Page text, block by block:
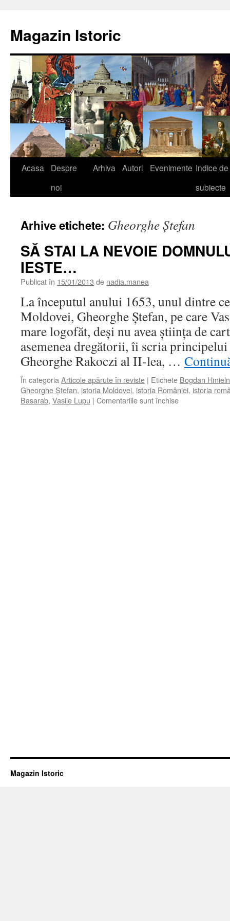
conținut
Magazin Istoric
Acasa
Despre
noi
Arhiva Autori Evenimente Indice de
subiecte
Arhive etichete: Gheorghe Ştefan
SĂ STAI LA NEVOIE
IESTE…
Publicat în 15/01/2013 de nadia.manea
La începutul anului 1653, unul dintre
Moldovei, Gheorghe Ştefan, pe care
mare logofăt, deşi nu avea ştiinţa de
asemenea dregătorii, îi scria
Gheorghe Rakoczi al II-lea, …
În categoria Articole apărute în reviste | Etichete Bogdan
Gheorghe Ştefan, istoria Moldovei, istoria României, istoria
Basarab, Vasile Lupu | Comentariile sunt închisepentru
Magazin Istoric